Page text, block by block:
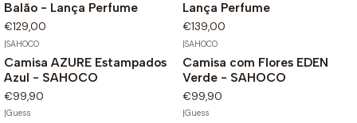
Balão - Lança Perfume
€129,00
Lança Perfume
€139,00
|SAHOCO
Camisa AZURE Estampados
Azul - SAHOCO
€99,90
|SAHOCO
Camisa com Flores EDEN
Verde - SAHOCO
€99,90
|Guess |Guess